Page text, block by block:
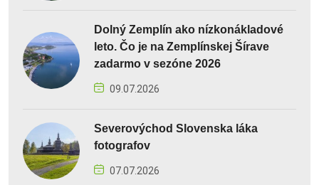
Dolný Zemplín ako nízkonákladové
leto. Čo je na Zemplínskej Šírave
zadarmo v sezóne 2026
09.07.2026
Severovýchod Slovenska láka
fotografov
07.07.2026